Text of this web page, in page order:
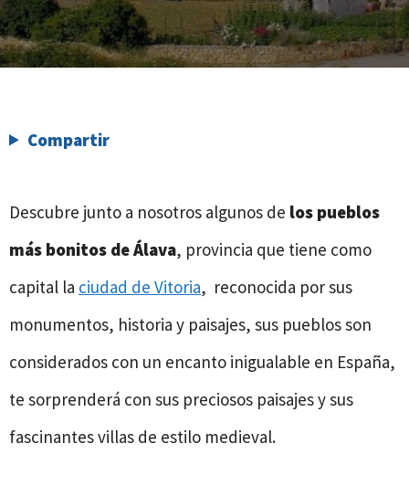
Compartir
Descubre junto a nosotros algunos de los pueblos
más bonitos de Álava, provincia que tiene como
capital la ciudad de Vitoria, reconocida por sus
monumentos, historia y paisajes, sus pueblos son
considerados con un encanto inigualable en España,
te sorprenderá con sus preciosos paisajes y sus
fascinantes villas de estilo medieval.